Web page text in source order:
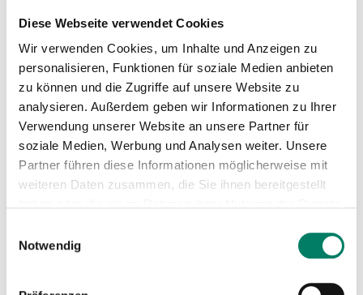
Diese Webseite verwendet Cookies
Wir verwenden Cookies, um Inhalte und Anzeigen zu
personalisieren, Funktionen für soziale Medien anbieten
zu können und die Zugriffe auf unsere Website zu
analysieren. Außerdem geben wir Informationen zu Ihrer
Verwendung unserer Website an unsere Partner für
soziale Medien, Werbung und Analysen weiter. Unsere
Partner führen diese Informationen möglicherweise mit
weiteren Daten zusammen, die Sie ihnen bereitgestellt
Notwendig
Linienkarte
PDF 115 KIB
Mini-Fahrplan 2026
PDF31 KIB
Mini-Fahrplan 2026 (Gültig ab
02.09.2026)
Betreiber
https://www.rsvg.de